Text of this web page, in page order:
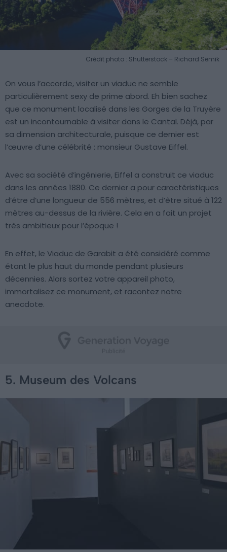
Crédit photo : Shutterstock – Richard Semik
On vous l’accorde, visiter un viaduc ne semble
particulièrement sexy de prime abord. Eh bien sachez
que ce monument localisé dans les Gorges de la Truyère
est un incontournable à visiter dans le Cantal. Déjà, par
sa dimension architecturale, puisque ce dernier est
l’œuvre d’une célébrité : monsieur Gustave Eiffel.
Avec sa société d’ingénierie, Eiffel a construit ce viaduc
dans les années 1880. Ce dernier a pour caractéristiques
d’être d’une longueur de 556 mètres, et d’être situé à 122
mètres au-dessus de la rivière. Cela en a fait un projet
très ambitieux pour l’époque !
En effet, le Viaduc de Garabit a été considéré comme
étant le plus haut du monde pendant plusieurs
décennies. Alors sortez votre appareil photo,
immortalisez ce monument, et racontez notre
anecdote.
5. Museum des Volcans